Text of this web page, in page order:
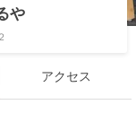
や
アクセス